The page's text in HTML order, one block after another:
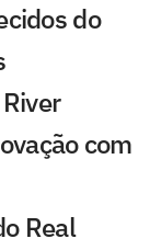
do
com
Real